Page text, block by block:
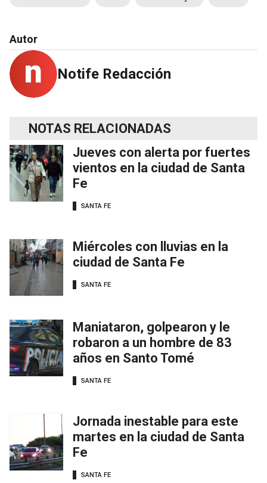
Autor
Notife Redacción
NOTAS RELACIONADAS
Jueves con alerta por fuertes
vientos en la ciudad de Santa
Fe
SANTA FE
Miércoles con lluvias en la
ciudad de Santa Fe
SANTA FE
Maniataron, golpearon y le
robaron a un hombre de 83
años en Santo Tomé
SANTA FE
Jornada inestable para este
martes en la ciudad de Santa
Fe
SANTA FE